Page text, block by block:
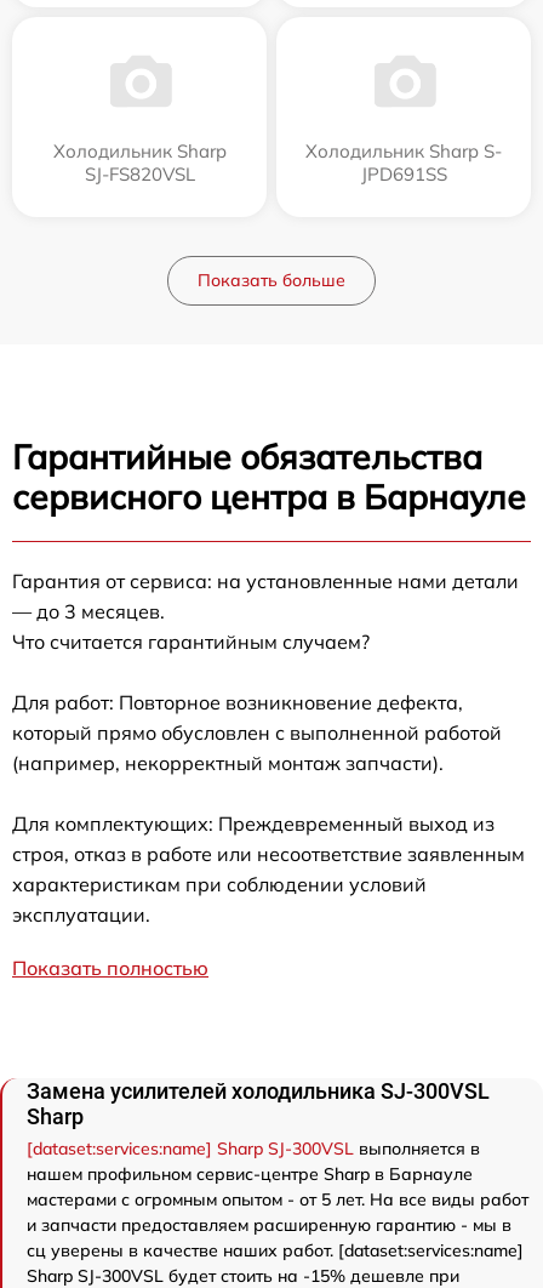
Холодильник Sharp
SJ-FS820VSL
Холодильник Sharp S-
JPD691SS
Показать больше
Гарантийные обязательства
сервисного центра в Барнауле
Гарантия от сервиса: на установленные нами детали
— до 3 месяцев.
Что считается гарантийным случаем?
Для работ: Повторное возникновение дефекта,
который прямо обусловлен с выполненной работой
(например, некорректный монтаж запчасти).
Для комплектующих: Преждевременный выход из
строя, отказ в работе или несоответствие заявленным
характеристикам при соблюдении условий
эксплуатации.
Показать полностью
Замена усилителей холодильника SJ-300VSL
Sharp
[dataset:services:name] Sharp SJ-300VSL выполняется в
нашем профильном сервис-центре Sharp в Барнауле
мастерами с огромным опытом - от 5 лет. На все виды работ
и запчасти предоставляем расширенную гарантию - мы в
сц уверены в качестве наших работ. [dataset:services:name]
Sharp SJ-300VSL будет стоить на -15% дешевле при